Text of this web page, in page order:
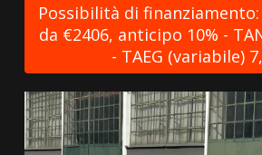
Possibilità di
da €2406, anticipo 10% -
- TAEG (variabile)